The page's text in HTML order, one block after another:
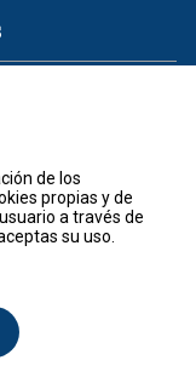
de los
propias y de
a través de
su uso.